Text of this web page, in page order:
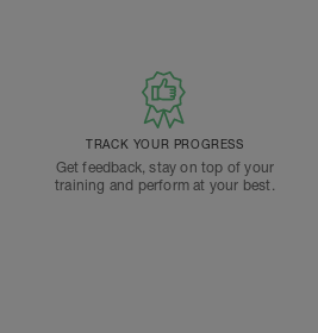
TRACK YOUR PROGRESS
Get feedback, stay on top of your
training and perform at your best.